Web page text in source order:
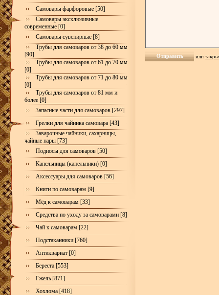
Самовары фарфоровые [50]
Самовары эксклюзивные
современные [0]
Самовары сувенирные [8]
Трубы для самоваров от 38 до 60 мм
[90]
Трубы для самоваров от 61 до 70 мм
[0]
Трубы для самоваров от 71 до 80 мм
[0]
Трубы для самоваров от 81 мм и
более [0]
Запасные части для самоваров [297]
Грелки для чайника самовара [43]
Заварочные чайники, сахарницы,
чайные пары [73]
Подносы для самоваров [50]
Капельницы (капельники) [0]
Аксессуары для самоваров [56]
Книги по самоварам [9]
Мёд к самоварам [33]
Средства по уходу за самоварами [8]
Чай к самоварам [22]
Подстаканники [760]
Антиквариат [0]
Береста [553]
Гжель [871]
Хохлома [418]
или